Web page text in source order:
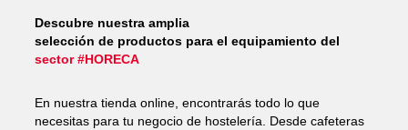
Descubre nuestra amplia
selección de productos para el equipamiento del
sector #HORECA
En nuestra tienda online, encontrarás todo lo que
necesitas para tu negocio de hostelería. Desde cafeteras